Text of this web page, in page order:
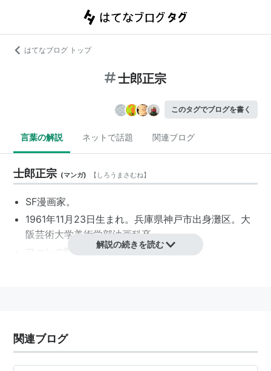
はてなブログ トップ
士郎正宗
このタグでブログを書く
言葉の解説 ネットで話題 関連ブログ
士郎正宗 (マンガ) 【 しろうまさむね】
SF漫画家。
1961年11月23日生まれ。兵庫県神戸市出身灘区。大
阪芸術大学美術学部油画科卒。
ファンの間では
シロマサと呼ばれる。
80〜90年代を代表するSFアーティスト。緻密なディ
ティールと薀蓄で知られる。ブラックマジックから
「ピーシズ」所収の諸作品に至るまで一貫して80〜
解説の続きを読む
関連ブログ